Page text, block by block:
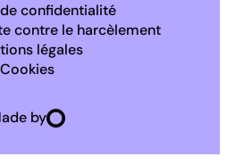
confidentialité
contre le harcèlement
légales
Cookies
by